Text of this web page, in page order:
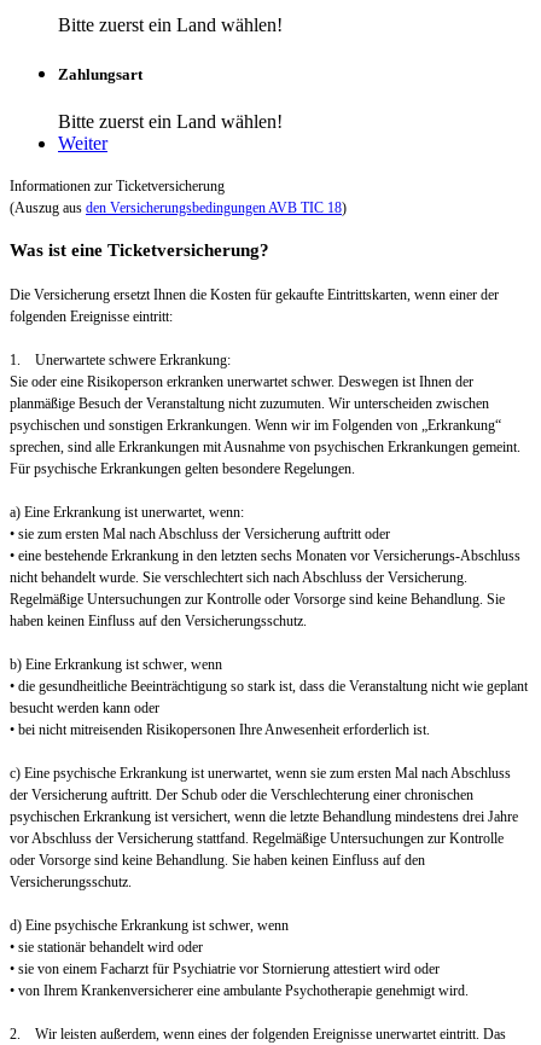
Bitte zuerst ein Land wählen!
Zahlungsart
Bitte zuerst ein Land wählen!
Weiter
Informationen zur Ticketversicherung
(Auszug aus den Versicherungsbedingungen AVB TIC 18)
Was ist eine Ticketversicherung?
Die Versicherung ersetzt Ihnen die Kosten für gekaufte Eintrittskarten, wenn einer der
folgenden Ereignisse eintritt:
1. Unerwartete schwere Erkrankung:
Sie oder eine Risikoperson erkranken unerwartet schwer. Deswegen ist Ihnen der
planmäßige Besuch der Veranstaltung nicht zuzumuten. Wir unterscheiden zwischen
psychischen und sonstigen Erkrankungen. Wenn wir im Folgenden von „Erkrankung“
sprechen, sind alle Erkrankungen mit Ausnahme von psychischen Erkrankungen gemeint.
Für psychische Erkrankungen gelten besondere Regelungen.
a) Eine Erkrankung ist unerwartet, wenn:
• sie zum ersten Mal nach Abschluss der Versicherung auftritt oder
• eine bestehende Erkrankung in den letzten sechs Monaten vor Versicherungs-Abschluss
nicht behandelt wurde. Sie verschlechtert sich nach Abschluss der Versicherung.
Regelmäßige Untersuchungen zur Kontrolle oder Vorsorge sind keine Behandlung. Sie
haben keinen Einfluss auf den Versicherungsschutz.
b) Eine Erkrankung ist schwer, wenn
• die gesundheitliche Beeinträchtigung so stark ist, dass die Veranstaltung nicht wie geplant
besucht werden kann oder
• bei nicht mitreisenden Risikopersonen Ihre Anwesenheit erforderlich ist.
c) Eine psychische Erkrankung ist unerwartet, wenn sie zum ersten Mal nach Abschluss
der Versicherung auftritt. Der Schub oder die Verschlechterung einer chronischen
psychischen Erkrankung ist versichert, wenn die letzte Behandlung mindestens drei Jahre
vor Abschluss der Versicherung stattfand. Regelmäßige Untersuchungen zur Kontrolle
oder Vorsorge sind keine Behandlung. Sie haben keinen Einfluss auf den
Versicherungsschutz.
d) Eine psychische Erkrankung ist schwer, wenn
• sie stationär behandelt wird oder
• sie von einem Facharzt für Psychiatrie vor Stornierung attestiert wird oder
• von Ihrem Krankenversicherer eine ambulante Psychotherapie genehmigt wird.
2. Wir leisten außerdem, wenn eines der folgenden Ereignisse unerwartet eintritt. Das